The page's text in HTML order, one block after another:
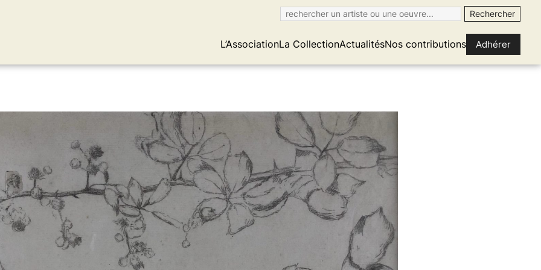
L’AssociationLa CollectionActualitésNos contributions Adhérer